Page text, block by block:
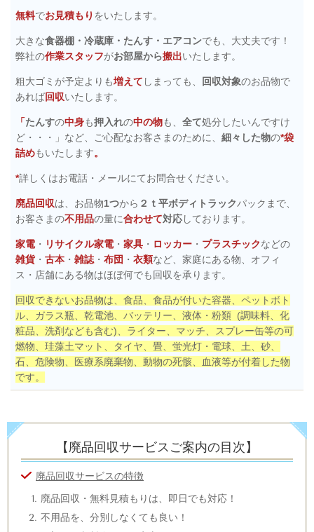
無料でお見積もり をいたします。
大きな食器棚・冷蔵庫・たんす・エアコンでも、大丈夫です！
弊社の作業スタッフがお部屋から搬出いたします。
粗大ゴミが予定よりも増えて しまっても、 回収対象のお品物で
あれば回収いたします。
「たんすの中身も押入れの中の物も、 全て処分したいんですけ
ど・・・」など、ご心配なお客さまのために、 細々した物の*袋
詰めもいたします。
*詳しくはお電話・メールにてお問合せください。
廃品回収は、お品物1つから ２ｔ平ボディトラックパックまで、
お客さまの不用品の量に合わせて対応しております。
家電 ・ リサイクル家電 ・ 家具 ・ ロッカー ・ プラスチックなどの
雑貨 ・ 古本 ・ 雑誌 ・ 布団 ・ 衣類など、家庭にある物、オフィ
ス・店舗にある物はほぼ何でも回収を承ります。
回収できないお品物は、食品、食品が付いた容器、ペットボト
ル、ガラス瓶、乾電池、バッテリー、液体・粉類 (調味料、化
粧品、洗剤なども含む)、ライター、マッチ、スプレー缶等の可
燃物、珪藻土マット、タイヤ、畳、蛍光灯・電球、土、砂、
石、危険物、医療系廃棄物、動物の死骸、血液等が付着した物
です。
【廃品回収サービスご案内の目次】
廃品回収サービスの特徴
廃品回収・無料見積もりは、即日でも対応！
不用品を、分別しなくても良い！